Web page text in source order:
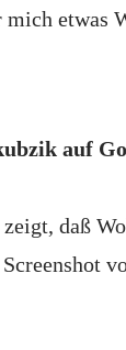
mich etwas
auf
daß